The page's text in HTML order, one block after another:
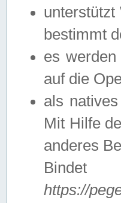
unterstützt
bestimmt
es
auf die
als
Mit Hilfe
anderes
Bindet
https://